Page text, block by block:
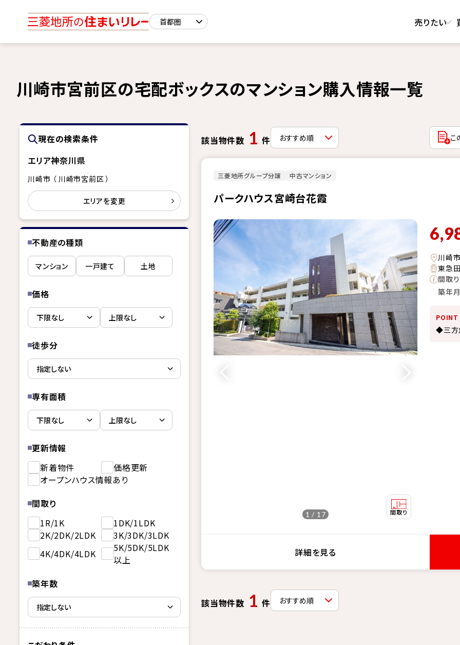
売りたい
川崎市宮前区の宅配ボックスのマンション購入情報一覧
現在の検索条件
エリア神奈川県
川崎市 （ 川崎市宮前区 ）
エリアを変更
不動産の種類
マンション 一戸建て 土地
価格
徒歩分
専有面積
更新情報
新着物件
価格更新
オープンハウス情報あり
間取り
1R/1K
1DK/1LDK
2K/2DK/2LDK
3K/3DK/3LDK
4K/4DK/4LDK
5K/5DK/5LDK
以上
築年数
該当物件数 1 件 こ
三菱地所グループ分譲 中古マンション
パークハウス宮崎台花霞
1 / 17
川崎
東急
間取り
築年月
POINT
◆三方
詳細を見る
該当物件数 1 件